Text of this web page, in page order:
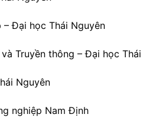
Đại học Thái Nguyên
Truyền thông – Đại học
Nguyên
nghiệp Nam Định